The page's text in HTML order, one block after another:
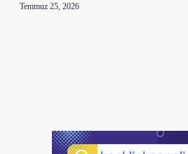
Temmuz 25, 2026